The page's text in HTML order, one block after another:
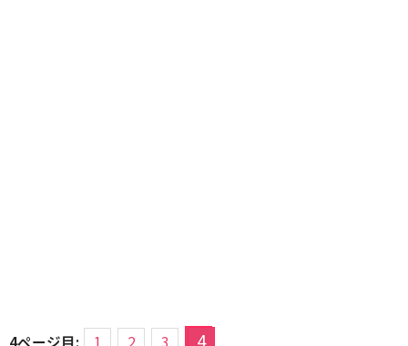
4ページ目: 1 2 3 4